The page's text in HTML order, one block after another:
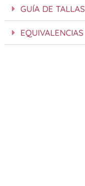
GUÍA DE TALLAS
EQUIVALENCIAS